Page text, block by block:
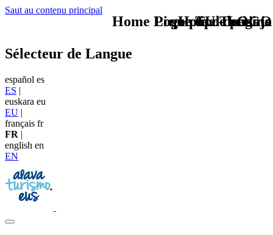
Saut au contenu principal
TU - LOGO
Sélecteur de Langue
español es
ES |
euskara eu
EU |
français fr
FR |
english en
EN
que tipo de viaje
Home Logo pie de página
Pie Home Turismo